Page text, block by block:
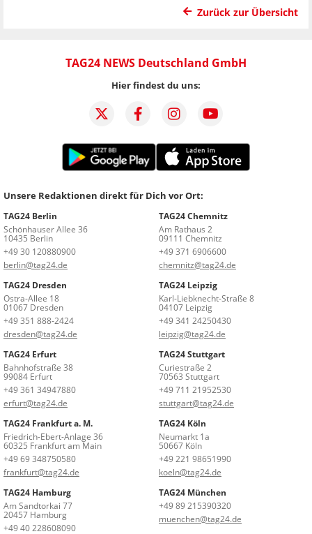
Zurück zur Übersicht
TAG24 NEWS Deutschland GmbH
Hier findest du uns:
Unsere Redaktionen direkt für Dich vor Ort:
TAG24 Berlin
Schönhauser Allee 36
10435 Berlin
+49 30 120880900
berlin@tag24.de
TAG24 Chemnitz
Am Rathaus 2
09111 Chemnitz
+49 371 6906600
chemnitz@tag24.de
TAG24 Dresden
Ostra-Allee 18
01067 Dresden
+49 351 888-2424
dresden@tag24.de
TAG24 Leipzig
Karl-Liebknecht-Straße 8
04107 Leipzig
+49 341 24250430
leipzig@tag24.de
TAG24 Erfurt
Bahnhofstraße 38
99084 Erfurt
+49 361 34947880
erfurt@tag24.de
TAG24 Stuttgart
Curiestraße 2
70563 Stuttgart
+49 711 21952530
stuttgart@tag24.de
TAG24 Frankfurt a. M.
Friedrich-Ebert-Anlage 36
60325 Frankfurt am Main
+49 69 348750580
frankfurt@tag24.de
TAG24 Köln
Neumarkt 1a
50667 Köln
+49 221 98651990
koeln@tag24.de
TAG24 Hamburg
Am Sandtorkai 77
20457 Hamburg
+49 40 228608090
TAG24 München
+49 89 215390320
muenchen@tag24.de